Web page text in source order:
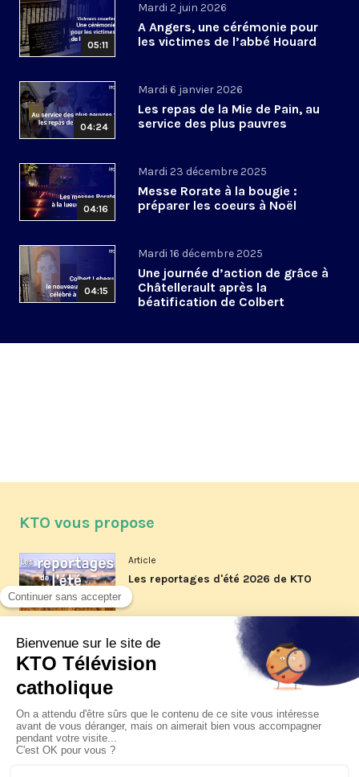
05:11
Mardi 2 juin 2026
A Angers, une cérémonie pour
les victimes de l’abbé Houard
04:24
Mardi 6 janvier 2026
Les repas de la Mie de Pain, au
service des plus pauvres
04:16
Mardi 23 décembre 2025
Messe Rorate à la bougie :
préparer les coeurs à Noël
04:15
Mardi 16 décembre 2025
Une journée d’action de grâce à
Châtellerault après la
béatification de Colbert
KTO vous propose
Article
Les reportages d'été 2026 de KTO
La visite pastorale du pape Léon
XIV à Assise à suivre sur KTO le
Article
Le pape en Uruguay, Argentine et